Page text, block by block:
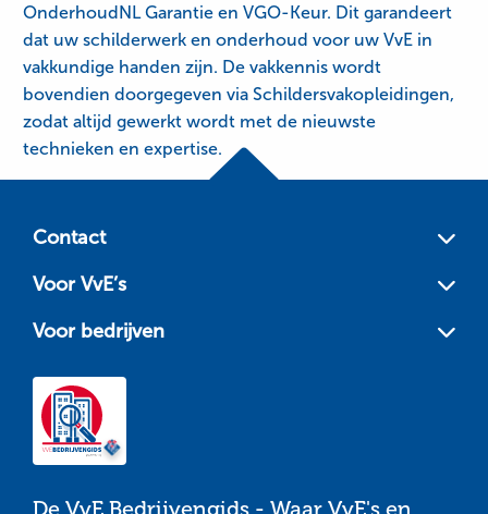
OnderhoudNL Garantie en VGO-Keur. Dit garandeert
dat uw schilderwerk en onderhoud voor uw VvE in
vakkundige handen zijn. De vakkennis wordt
bovendien doorgegeven via Schildersvakopleidingen,
zodat altijd gewerkt wordt met de nieuwste
technieken en expertise.
De VvE Bedrijvengids - Waar VvE's en
Voor bedrijven
Voor VvE’s
Contact